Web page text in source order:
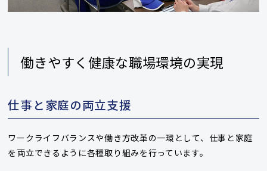
働きやすく健康な職場環境の実現
仕事と家庭の両立支援
ワークライフバランスや働き方改革の一環として、仕事と家庭
を両立できるように各種取り組みを行っています。